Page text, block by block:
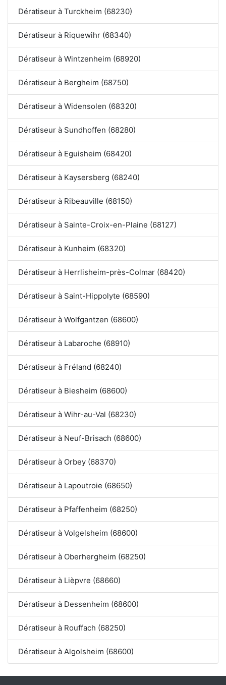
Dératiseur à Turckheim (68230)
Dératiseur à Riquewihr (68340)
Dératiseur à Wintzenheim (68920)
Dératiseur à Bergheim (68750)
Dératiseur à Widensolen (68320)
Dératiseur à Sundhoffen (68280)
Dératiseur à Eguisheim (68420)
Dératiseur à Kaysersberg (68240)
Dératiseur à Ribeauville (68150)
Dératiseur à Sainte-Croix-en-Plaine (68127)
Dératiseur à Kunheim (68320)
Dératiseur à Herrlisheim-près-Colmar (68420)
Dératiseur à Saint-Hippolyte (68590)
Dératiseur à Wolfgantzen (68600)
Dératiseur à Labaroche (68910)
Dératiseur à Fréland (68240)
Dératiseur à Biesheim (68600)
Dératiseur à Wihr-au-Val (68230)
Dératiseur à Neuf-Brisach (68600)
Dératiseur à Orbey (68370)
Dératiseur à Lapoutroie (68650)
Dératiseur à Pfaffenheim (68250)
Dératiseur à Volgelsheim (68600)
Dératiseur à Oberhergheim (68250)
Dératiseur à Lièpvre (68660)
Dératiseur à Dessenheim (68600)
Dératiseur à Rouffach (68250)
Dératiseur à Algolsheim (68600)